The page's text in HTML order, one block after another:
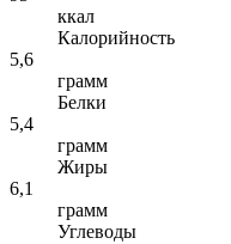
ккал
Калорийность
5,6
грамм
Белки
5,4
грамм
Жиры
6,1
грамм
Углеводы